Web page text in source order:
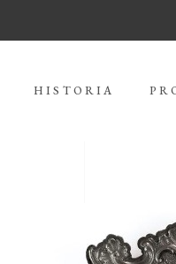
HISTORIA